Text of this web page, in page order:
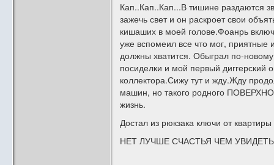
Кап..Кап..Кап...В тишине раздаются
зажечь свет и он раскроет свои
кишаших в моей голове.Фоанрь
уже вспомеил все что мог, приятные
должны хватится. Обыграл по-
посиделки и мой первый диггерский
коллектора.Сижу тут и жду.Жду
машин, но такого родного
жизнь.
Достал из рюкзака ключи от
НЕТ ЛУЧШЕ СЧАСТЬЯ ЧЕМ